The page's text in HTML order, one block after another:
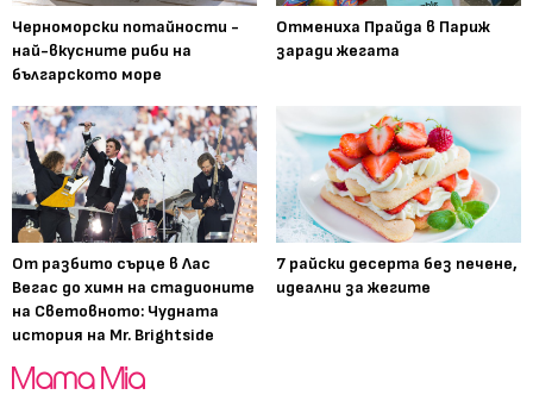
Черноморски потайности -
най-вкусните риби на
българското море
Отмениха Прайда в Париж
заради жегата
От разбито сърце в Лас
Вегас до химн на стадионите
на Световното: Чудната
история на Mr. Brightside
7 райски десерта без печене,
идеални за жегите